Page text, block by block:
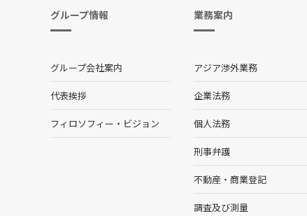
グループ情報
グループ会社案内
代表挨拶
フィロソフィー・ビジョン
業務案内
アジア渉外業務
企業法務
個人法務
刑事弁護
不動産・商業登記
調査及び測量